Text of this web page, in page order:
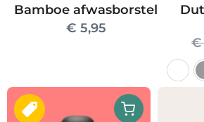
Bamboe afwasborstel
€ 5,95
€